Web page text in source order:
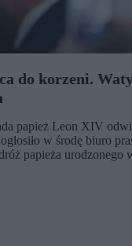
do korzeni.
papież Leon XIV
w środę biuro
papieża